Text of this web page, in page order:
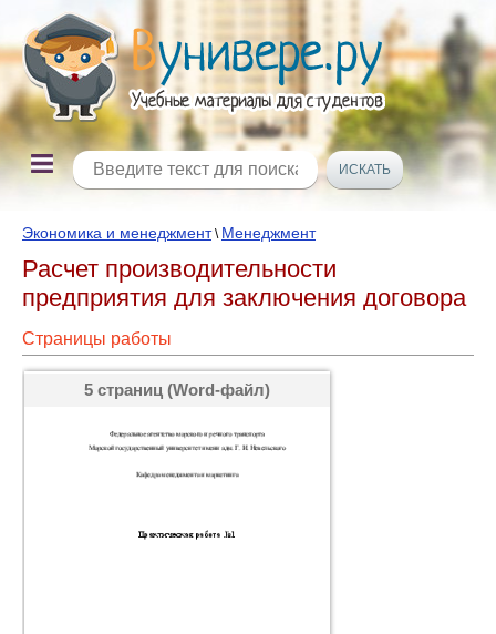
Экономика и менеджмент\ Менеджмент
Расчет производительности
предприятия для заключения договора
Страницы работы
5 страниц (Word-файл)